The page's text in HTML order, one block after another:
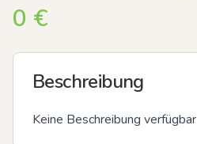
0 €
Beschreibung
Keine Beschreibung verfügbar